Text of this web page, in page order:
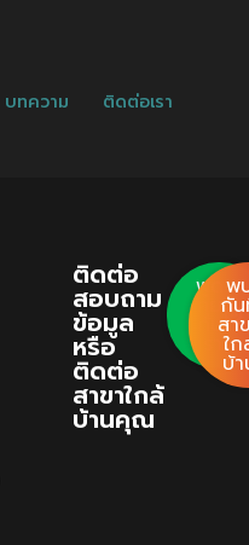
บทความ ติดต่อเรา
ติดต่อ
สอบถาม
ข้อมูล
หรือ
ติดต่อ
สาขาใกล้
บ้านคุณ
พูด
คุย
กับ
พ
กั
สา
ใ
บ้